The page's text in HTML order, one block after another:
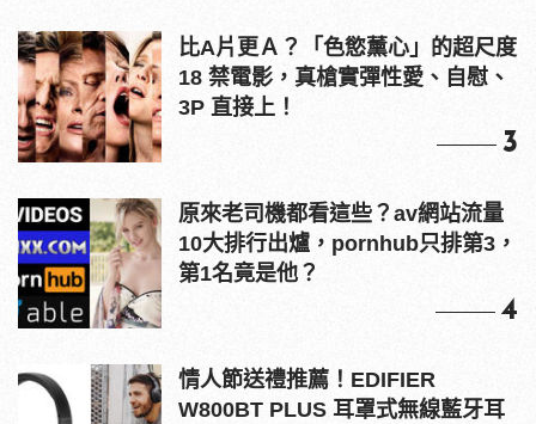
比A片更Ａ？「色慾薰心」的超尺度
18 禁電影，真槍實彈性愛、自慰、
3P 直接上！
3
原來老司機都看這些？av網站流量
10大排行出爐，pornhub只排第3，
第1名竟是他？
4
情人節送禮推薦！EDIFIER
W800BT PLUS 耳罩式無線藍牙耳